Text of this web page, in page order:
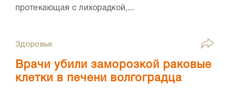
протекающая с лихорадкой,...
Здоровье
Врачи убили заморозкой раковые
клетки в печени волгоградца